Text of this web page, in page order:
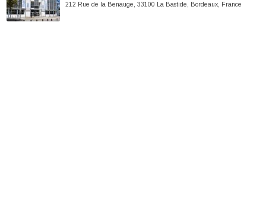
212 Rue de la Benauge, 33100 La Bastide, Bordeaux, France